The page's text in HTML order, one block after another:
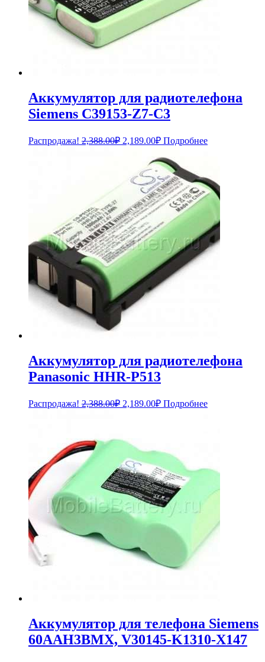
Аккумулятор для радиотелефона
Siemens C39153-Z7-C3
Распродажа! 2,388.00₽ Первоначальная
составляла
2,388.00₽.
2,189.00₽Текущая
цена:
2,189.00₽.
Подробнее
Аккумулятор для радиотелефона
Panasonic HHR-P513
Распродажа! 2,388.00₽ Первоначальная
2,189.00₽Текущая
цена:
Подробнее
Аккумулятор для телефона Siemens
60AAH3BMX, V30145-K1310-X147